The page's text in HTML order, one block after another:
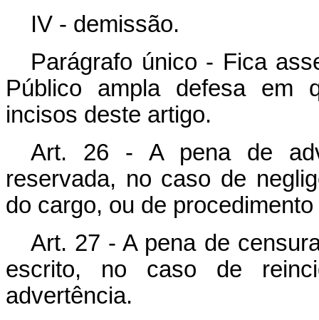
IV - demissão.
Parágrafo único - Fica
Público ampla defesa em
incisos deste artigo.
Art. 26 - A pena de
reservada, no caso de
do cargo, ou de
Art. 27 - A pena de
escrito, no caso de
advertência.